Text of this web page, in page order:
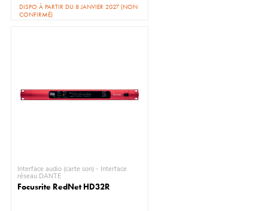
DISPO À PARTIR DU 8 JANVIER 2027 (NON
CONFIRMÉ)
Interface audio (carte son) - Interface
réseau DANTE
Focusrite RedNet HD32R